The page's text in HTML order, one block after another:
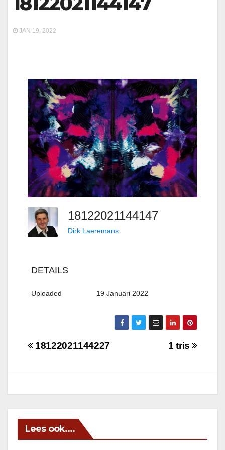
JAN 19, 2022
18122021144147
Dirk Laeremans
DETAILS
Uploaded 19 Januari 2022
Berichtnavigatie 1 tris
18122021144227
Lees ook....